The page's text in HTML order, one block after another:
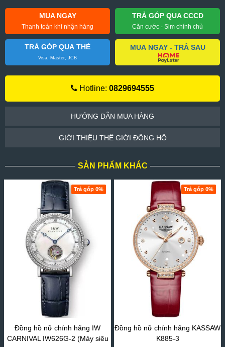
MUA NGAY
Thanh toán khi nhận hàng
TRẢ GÓP QUA CCCD
Căn cước - Sim chính chủ
TRẢ GÓP QUA THẺ
Visa, Master, JCB
MUA NGAY - TRẢ SAU
Hotline: 0829694555
HƯỚNG DẪN MUA HÀNG
GIỚI THIỆU THẾ GIỚI ĐỒNG HỒ
SẢN PHẨM KHÁC
Trả góp 0%
Đồng hồ nữ chính hãng IW
CARNIVAL IW626G-2 (Máy siêu
Trả góp 0%
Đồng hồ nữ chính hãng KASSAW
K885-3